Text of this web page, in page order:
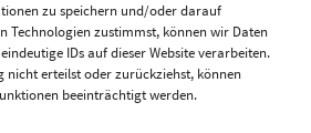
zu speichern und/oder darauf
Technologien zustimmst, können wir Daten
IDs auf dieser Website verarbeiten.
nicht erteilst oder zurückziehst, können
beeinträchtigt werden.